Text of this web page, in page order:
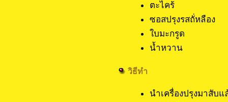
ตะไคร้
ซอสปรุงรสถั่
ใบมะกรู
น้ำหวาน
วิธีทำ
นำเครื่องปรุงมาสับ